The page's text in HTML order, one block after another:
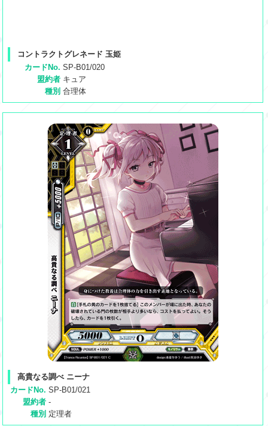
コントラクトグレネード 玉姫
カードNo. SP-B01/020
盟約者 キュア
種別 合理体
高貴なる調べ ニーナ
カードNo. SP-B01/021
盟約者 -
種別 定理者